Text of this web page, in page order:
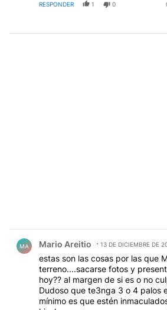
RESPONDER 1 0
MA Mario Areitio 13 DE DICIEMBRE DE
estas son las cosas por las que
terreno....sacarse fotos y
hoy?? al margen de si es o no
Dudoso que te3nga 3 o 4 palos
mínimo es que estén